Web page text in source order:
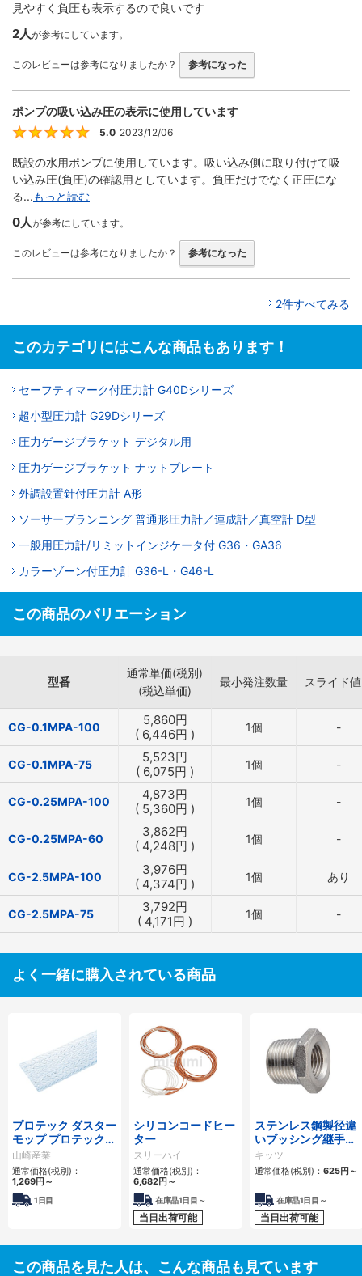
見やすく負圧も表示するので良いです
2人が参考にしています。
このレビューは参考になりましたか？ 参考になった
ポンプの吸い込み圧の表示に使用しています
5
5.0 2023/12/06
既設の水用ポンプに使用しています。吸い込み側に取り付けて吸
い込み圧(負圧)の確認用としています。負圧だけでなく正圧にな
る...もっと読む
0人が参考にしています。
このレビューは参考になりましたか？ 参考になった
2件すべてみる
このカテゴリにはこんな商品もあります！
セーフティマーク付圧力計 G40Dシリーズ
超小型圧力計 G29Dシリーズ
圧力ゲージブラケット デジタル用
圧力ゲージブラケット ナットプレート
外調設置針付圧力計 A形
ソーサープランニング 普通形圧力計／連成計／真空計 D型
一般用圧力計/リミットインジケータ付 G36・GA36
カラーゾーン付圧力計 G36-L・G46-L
この商品のバリエーション
型番
通常単価(税別)
(税込単価)
最小発注数量 スライド
CG-0.1MPA-100 5,860円
( 6,446円 ) 1個 -
CG-0.1MPA-75 5,523円
( 6,075円 ) 1個 -
CG-0.25MPA-100 4,873円
( 5,360円 ) 1個 -
CG-0.25MPA-60 3,862円
( 4,248円 ) 1個 -
CG-2.5MPA-100 3,976円
( 4,374円 ) 1個 あり
CG-2.5MPA-75 3,792円
( 4,171円 ) 1個 -
よく一緒に購入されている商品
プロテック ダスター
モップ プロテック
マイクロクロス （使
い切りタイプ）
山崎産業
通常価格(税別)：
1,269円 ～
1日目
シリコンコードヒー
ター
スリーハイ
通常価格(税別)：
6,682円 ～
在庫品1日目～
当日出荷可能
ステンレス鋼製径違
いブッシング継手ね
じ込み
キッツ
通常価格(税別)： 625円 ～
在庫品1日目～
当日出荷可能
この商品を見た人は、こんな商品も見ています